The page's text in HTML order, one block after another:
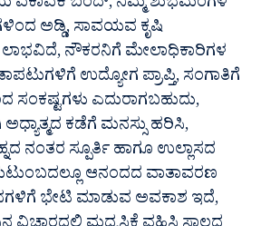
ಅಡ್ಡಿ, ಸಾವಯವ ಕೃಷಿ
ನೌಕರನಿಗೆ ಮೇಲಾಧಿಕಾರಿಗಳ
ಉದ್ಯೋಗ ಪ್ರಾಪ್ತಿ, ಸಂಗಾತಿಗೆ
ಸಂಕಷ್ಟಗಳು ಎದುರಾಗಬಹುದು,
ಅಧ್ಯಾತ್ಮದ ಕಡೆಗೆ ಮನಸ್ಸು ಹರಿಸಿ,
ನಂತರ ಸ್ಪೂರ್ತಿ ಹಾಗೂ ಉಲ್ಲಾಸದ
ಆನಂದದ ವಾತಾವರಣ
ಭೇಟಿ ಮಾಡುವ ಅವಕಾಶ ಇದೆ,